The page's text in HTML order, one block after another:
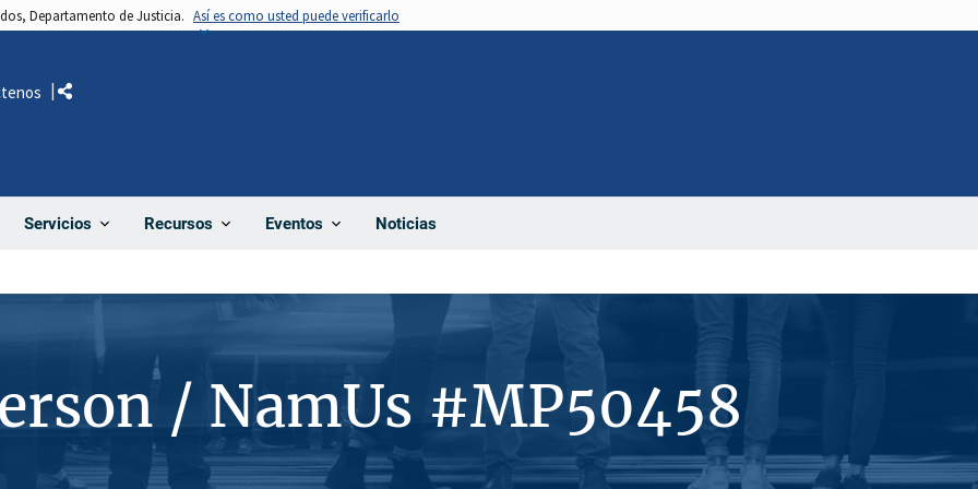
Departamento de Justicia. Así es como usted puede verificarlo
Servicios Recursos Eventos Noticias
Comparte
/ NamUs #MP50458